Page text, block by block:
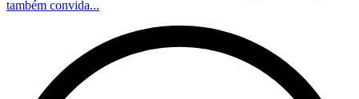
também convida...